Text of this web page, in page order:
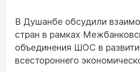
В Душанбе обсудили
стран в рамках
объединения ШОС в
всестороннего